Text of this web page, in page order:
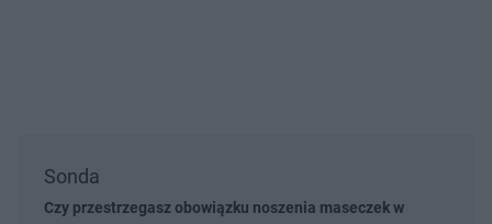
Sonda
Czy przestrzegasz obowiązku noszenia maseczek w